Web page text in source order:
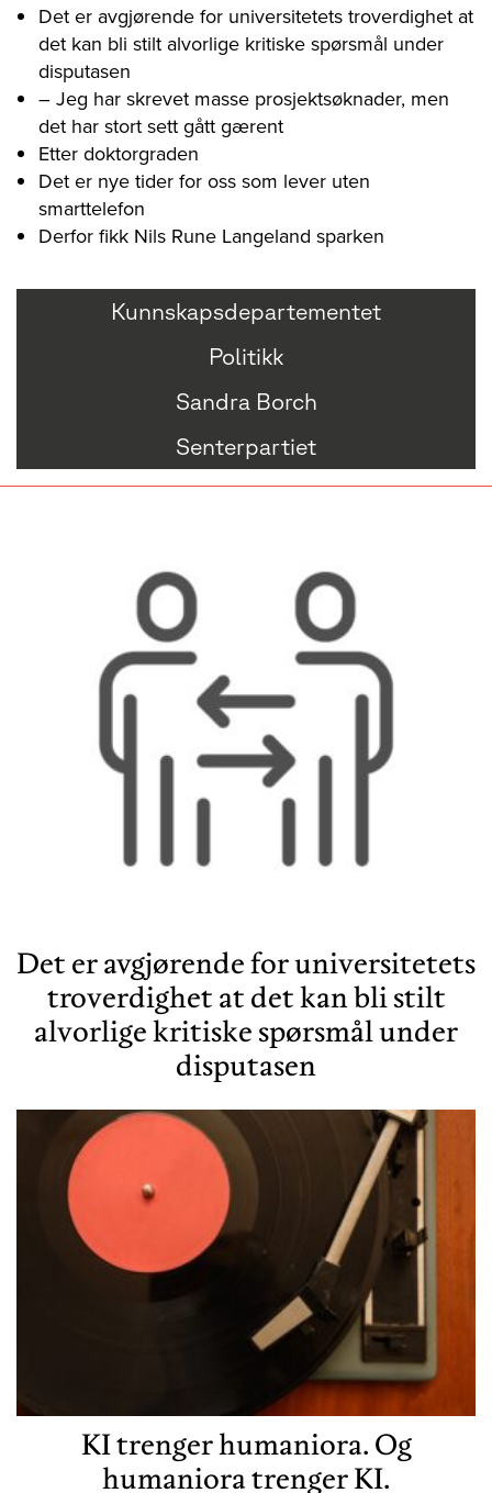
Det er avgjørende for universitetets troverdighet at
det kan bli stilt alvorlige kritiske spørsmål under
disputasen
– Jeg har skrevet masse prosjektsøknader, men
det har stort sett gått gærent
Etter doktorgraden
Det er nye tider for oss som lever uten
smarttelefon
Derfor fikk Nils Rune Langeland sparken
Kunnskapsdepartementet
Politikk
Sandra Borch
Senterpartiet
Det er avgjørende for universitetets
troverdighet at det kan bli stilt
alvorlige kritiske spørsmål under
disputasen
KI trenger humaniora. Og
humaniora trenger KI.